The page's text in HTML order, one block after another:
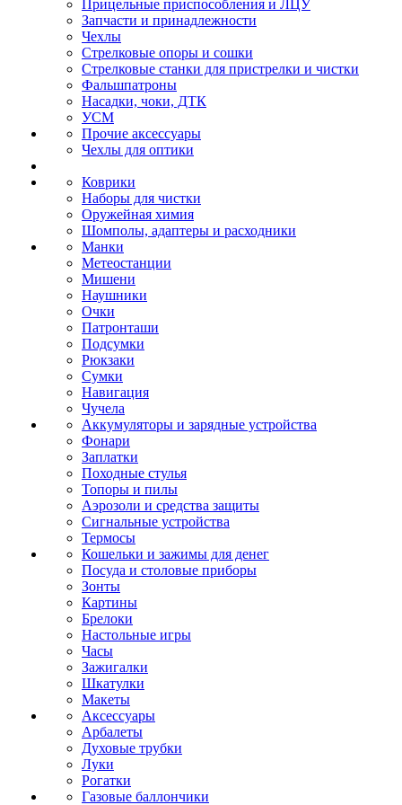
Прицельные приспособления и ЛЦУ
Запчасти и принадлежности
Чехлы
Стрелковые опоры и сошки
Стрелковые станки для пристрелки и чистки
Фальшпатроны
Насадки, чоки, ДТК
УСМ
Прочие аксессуары
Чехлы для оптики
Коврики
Наборы для чистки
Оружейная химия
Шомполы, адаптеры и расходники
Манки
Метеостанции
Мишени
Наушники
Очки
Патронташи
Подсумки
Рюкзаки
Сумки
Навигация
Чучела
Аккумуляторы и зарядные устройства
Фонари
Заплатки
Походные стулья
Топоры и пилы
Аэрозоли и средства защиты
Сигнальные устройства
Термосы
Кошельки и зажимы для денег
Посуда и столовые приборы
Зонты
Картины
Брелоки
Настольные игры
Часы
Зажигалки
Шкатулки
Макеты
Аксессуары
Арбалеты
Духовые трубки
Луки
Рогатки
Газовые баллончики